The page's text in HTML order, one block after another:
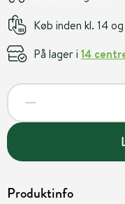
Køb inden kl. 14
På lager i 14
Produktinfo